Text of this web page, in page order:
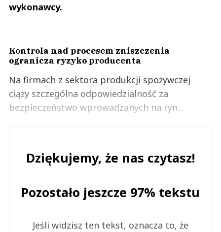
wykonawcy.
Kontrola nad procesem zniszczenia
ogranicza ryzyko producenta
Na firmach z sektora produkcji spożywczej
ciąży szczególna odpowiedzialność za
bezpieczeństwo wprowadzanych na ryn...
Dziękujemy, że nas czytasz!
Pozostało jeszcze 97% tekstu
Jeśli widzisz ten tekst, oznacza to, że